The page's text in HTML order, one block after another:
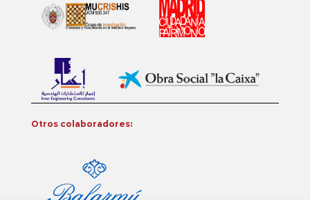
Otros colaboradores: